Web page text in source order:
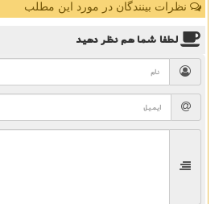
نظرات بینندگان در مورد این مطلب
لطفا شما همنظر دهید